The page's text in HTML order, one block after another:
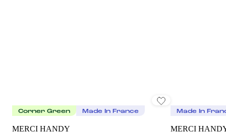
Corner Green Made In France
MERCI HANDY
Made In
MERCI